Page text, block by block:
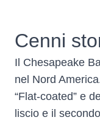
Cenni
Il Chesapeake
nel Nord
“Flat-coated” e
liscio e il